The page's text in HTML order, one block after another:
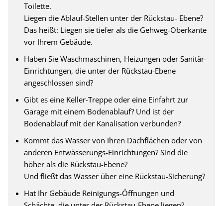
Toilette.
Liegen die Ablauf-Stellen unter der Rückstau- Ebene?
Das heißt: Liegen sie tiefer als die Gehweg-Oberkante
vor Ihrem Gebäude.
Haben Sie Waschmaschinen, Heizungen oder Sanitär-
Einrichtungen, die unter der Rückstau-Ebene
angeschlossen sind?
Gibt es eine Keller-Treppe oder eine Einfahrt zur
Garage mit einem Bodenablauf? Und ist der
Bodenablauf mit der Kanalisation verbunden?
Kommt das Wasser von Ihren Dachflächen oder von
anderen Entwässerungs-Einrichtungen? Sind die
höher als die Rückstau-Ebene?
Und fließt das Wasser über eine Rückstau-Sicherung?
Hat Ihr Gebäude Reinigungs-Öffnungen und